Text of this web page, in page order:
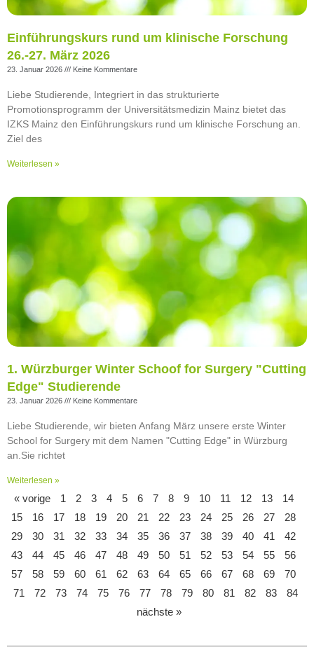
Einführungskurs rund um klinische Forschung
26.-27. März 2026
23. Januar 2026 Keine Kommentare
Liebe Studierende, Integriert in das strukturierte
Promotionsprogramm der Universitätsmedizin Mainz bietet das
IZKS Mainz den Einführungskurs rund um klinische Forschung an.
Ziel des
Weiterlesen »
1. Würzburger Winter Schoof for Surgery "Cutting
Edge" Studierende
23. Januar 2026 Keine Kommentare
Liebe Studierende, wir bieten Anfang März unsere erste Winter
School for Surgery mit dem Namen "Cutting Edge" in Würzburg
an.Sie richtet
Weiterlesen »
« vorige 1 2 3 4 5 6 7 8 9 10 11 12 13
14
15
16 17 18 19 20 21 22 23 24 25 26 27
28
29
30 31 32 33 34 35 36 37 38 39 40 41
42
43
44 45 46 47 48 49 50 51 52 53 54 55
56
57
58 59 60 61 62 63 64 65 66 67 68 69
70
71
72 73 74 75 76 77 78 79 80 81 82 83
84
nächste »